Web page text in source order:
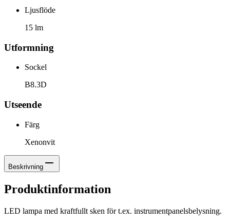
Ljusflöde
15 lm
Utformning
Sockel
B8.3D
Utseende
Färg
Xenonvit
Beskrivning
Produktinformation
LED lampa med kraftfullt sken för t.ex. instrumentpanelsbelysning.